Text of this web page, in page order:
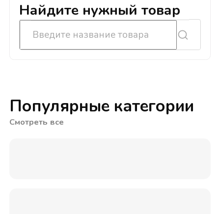
Найдите нужный товар
Популярные категории
Смотреть все